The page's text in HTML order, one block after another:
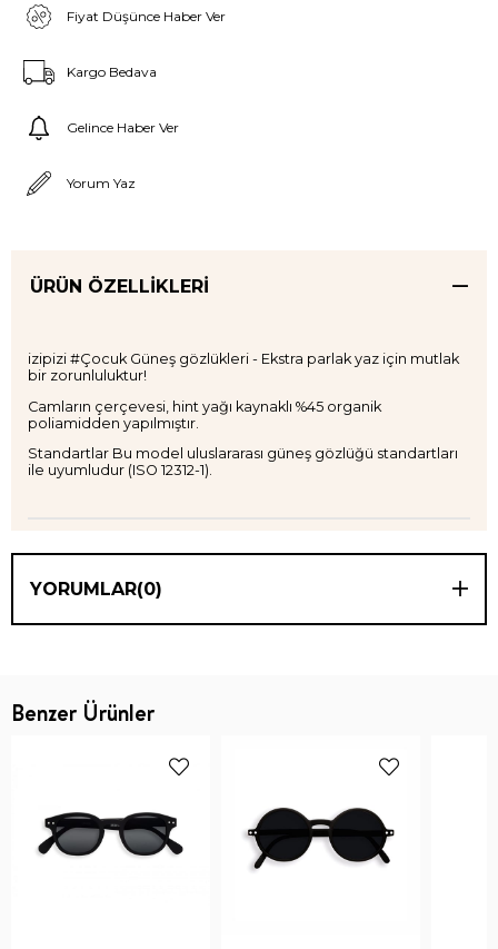
Fiyat Düşünce Haber Ver
Kargo Bedava
Gelince Haber Ver
Yorum Yaz
ÜRÜN ÖZELLIKLERI
izipizi #Çocuk Güneş gözlükleri - Ekstra parlak yaz için mutlak
bir zorunluluktur!
Camların çerçevesi, hint yağı kaynaklı %45 organik
poliamidden yapılmıştır.
Standartlar Bu model uluslararası güneş gözlüğü standartları
ile uyumludur (ISO 12312-1).
YORUMLAR(0)
Benzer Ürünler